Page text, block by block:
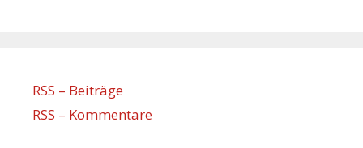
RSS – Beiträge
RSS – Kommentare